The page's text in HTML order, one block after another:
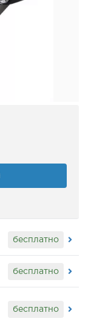
бесплатно
бесплатно
бесплатно